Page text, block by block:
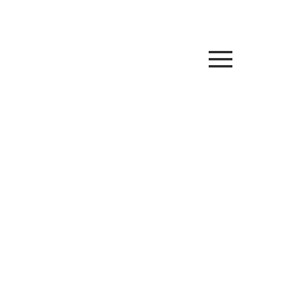
Toggle